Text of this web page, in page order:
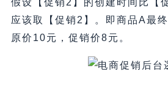
假设【促销2】的创建时间比【
应该取【促销2】。即商品A最
原价10元，促销价8元。